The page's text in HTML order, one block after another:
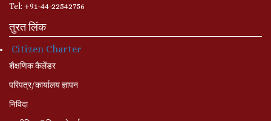
Tel: +91-44-22542756
तुरत लिंक
Citizen Charter
शैक्षणिक कैलेंडर
परिपत्र/कार्यालय ज्ञापन
निविदा